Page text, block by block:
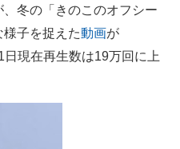
冬の「きのこのオフシー
子を捉えた動画が
日現在再生数は19万回に上